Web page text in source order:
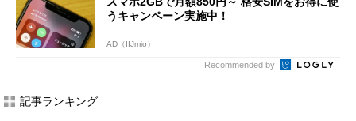
うキャンペーン実施中！
AD（IIJmio）
Recommended by
記事ランキング